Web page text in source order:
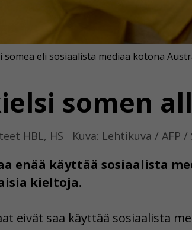
somen
HBL, HS Kuva: Lehtikuva / AFP /
enää käyttää sosiaalista
kieltoja.
eli sosiaalista mediaa kotona
eivät saa käyttää sosiaalista